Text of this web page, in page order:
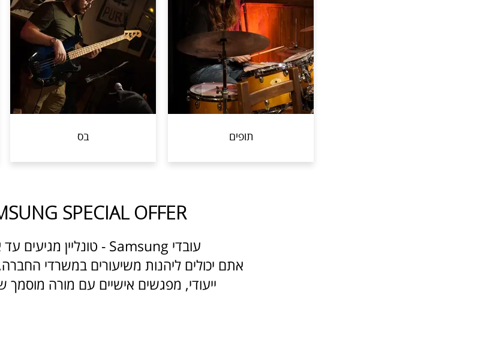
תופים בס
עובדי Samsung - טונליין מגיעים עד אליכם!
אתם יכולים ליהנות משיעורים במשרדי
ייעודי, מפגשים אישיים עם מורה מוסמך
SPECIAL OFFER